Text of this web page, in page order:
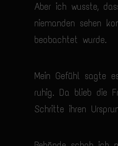
Aber ich wusste,
niemanden sehen
beobachtet wurde.
Mein Gefühl sagte
ruhig. Da blieb die
Schritte ihren